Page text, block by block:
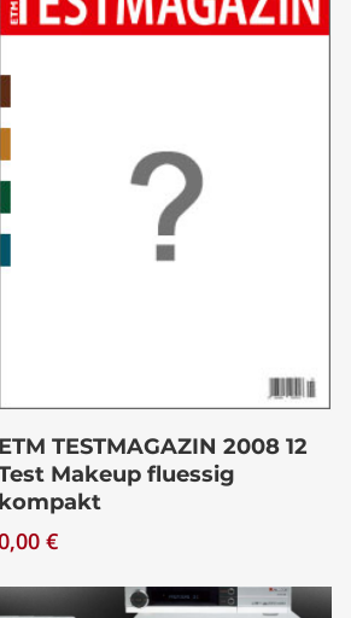
Schließen.
Download
ETM TESTMAGAZIN 2008 12
Makeup fluessig
kompakt
€